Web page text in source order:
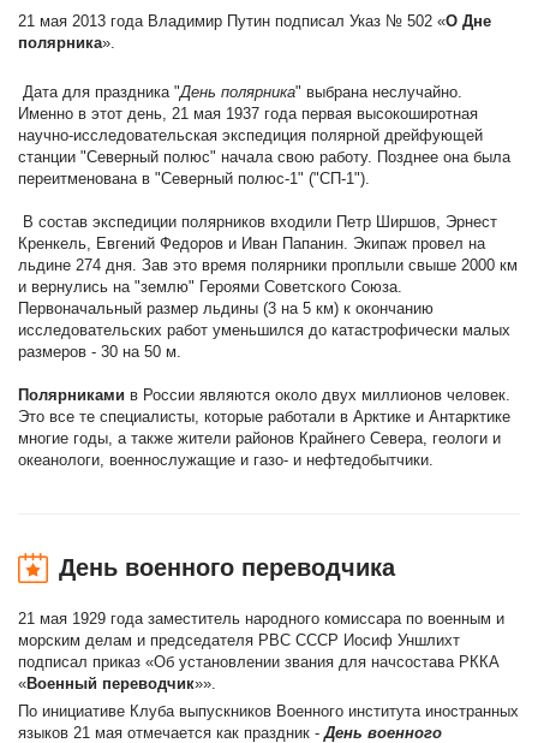
21 мая 2013 года Владимир Путин подписал Указ № 502 «О Дне
полярника».
Дата для праздника "День полярника" выбрана неслучайно.
Именно в этот день, 21 мая 1937 года первая высокоширотная
научно-исследовательская экспедиция полярной дрейфующей
станции "Северный полюс" начала свою работу. Позднее она была
переитменована в "Северный полюс-1" ("СП-1").
В состав экспедиции полярников входили Петр Ширшов, Эрнест
Кренкель, Евгений Федоров и Иван Папанин. Экипаж провел на
льдине 274 дня. Зав это время полярники проплыли свыше 2000 км
и вернулись на "землю" Героями Советского Союза.
Первоначальный размер льдины (3 на 5 км) к окончанию
исследовательских работ уменьшился до катастрофически малых
размеров - 30 на 50 м.
Полярниками в России являются около двух миллионов человек.
Это все те специалисты, которые работали в Арктике и Антарктике
многие годы, а также жители районов Крайнего Севера, геологи и
океанологи, военнослужащие и газо- и нефтедобытчики.
День военного переводчика
21 мая 1929 года заместитель народного комиссара по военным и
морским делам и председателя РВС СССР Иосиф Уншлихт
подписал приказ «Об установлении звания для начсостава РККА
«Военный переводчик»».
По инициативе Клуба выпускников Военного института иностранных
языков 21 мая отмечается как праздник -День военного